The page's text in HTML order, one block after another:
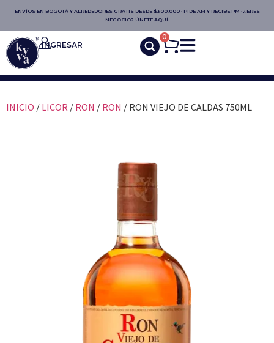
ENVÍOS EN BOGOTÁ Y ALREDEDORES GRATIS DESDE $300.000 · PIDE AM Y RECIBE PM · ¿ERES
NEGOCIO? ÚNETE AQUÍ.
INGRESAR
0
INICIO / LICOR / RON / RON / RON VIEJO DE CALDAS 750ML